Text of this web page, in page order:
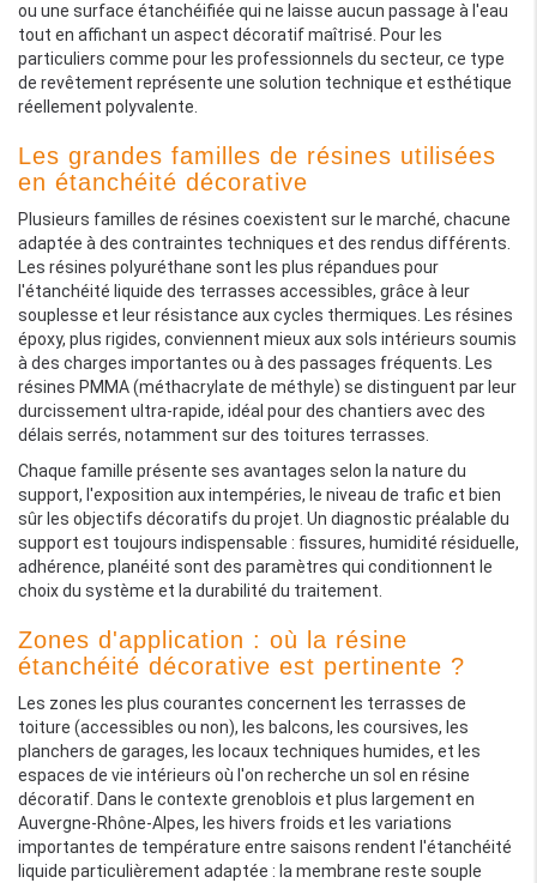
ou une surface étanchéifiée qui ne laisse aucun passage à l'eau
tout en affichant un aspect décoratif maîtrisé. Pour les
particuliers comme pour les professionnels du secteur, ce type
de revêtement représente une solution technique et esthétique
réellement polyvalente.
Les grandes familles de résines utilisées
en étanchéité décorative
Plusieurs familles de résines coexistent sur le marché, chacune
adaptée à des contraintes techniques et des rendus différents.
Les résines polyuréthane sont les plus répandues pour
l'étanchéité liquide des terrasses accessibles, grâce à leur
souplesse et leur résistance aux cycles thermiques. Les résines
époxy, plus rigides, conviennent mieux aux sols intérieurs soumis
à des charges importantes ou à des passages fréquents. Les
résines PMMA (méthacrylate de méthyle) se distinguent par leur
durcissement ultra-rapide, idéal pour des chantiers avec des
délais serrés, notamment sur des toitures terrasses.
Chaque famille présente ses avantages selon la nature du
support, l'exposition aux intempéries, le niveau de trafic et bien
sûr les objectifs décoratifs du projet. Un diagnostic préalable du
support est toujours indispensable : fissures, humidité résiduelle,
adhérence, planéité sont des paramètres qui conditionnent le
choix du système et la durabilité du traitement.
Zones d'application : où la résine
étanchéité décorative est pertinente ?
Les zones les plus courantes concernent les terrasses de
toiture (accessibles ou non), les balcons, les coursives, les
planchers de garages, les locaux techniques humides, et les
espaces de vie intérieurs où l'on recherche un sol en résine
décoratif. Dans le contexte grenoblois et plus largement en
Auvergne-Rhône-Alpes, les hivers froids et les variations
importantes de température entre saisons rendent l'étanchéité
liquide particulièrement adaptée : la membrane reste souple